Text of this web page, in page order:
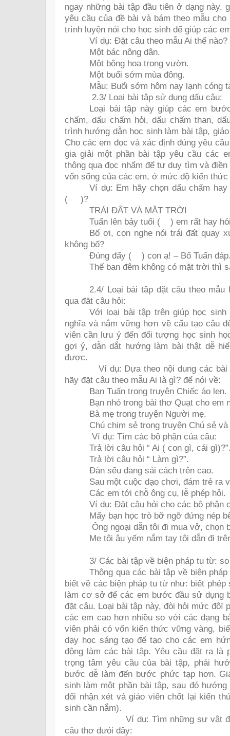
ngay những bài tập đầu tiên ở dạng này,
yêu cầu của đề bài và bám theo mẫu
trình luyện nói cho học sinh để giúp các
Ví dụ: Đặt câu theo mẫu Ai thế nào?
Một bác nông dân.
Một bông hoa trong vườn.
Một buổi sớm mùa đông.
Mẫu: Buổi sớm hôm nay lạnh cóng
2.3/ Loại bài tập sử dụng dấu câu:
Loại bài tập này giúp các em
chấm, dấu chấm hỏi, dấu chấm than,
trình hướng dẫn học sinh làm bài tập,
Cho các em đọc và xác định đúng yêu
gia giải một phần bài tập yêu cầu các
thông qua đọc nhẩm để tư duy tìm và
vốn sống của các em, ở mức độ kiến
Ví dụ: Em hãy chọn dấu chấm
(
)?
TRÁI ĐẤT VÀ MẶT TRỜI
Tuấn lên bảy tuổi (
) em rất hay
Bố ơi, con nghe nói trái đất quay
không bố?
Đúng đấy (
) con ạ! – Bố Tuấn
Thế ban đêm không có mặt trời thì
2.4/ Loại bài tập đặt câu theo
qua đăt câu hỏi:
Với loại bài tập trên giúp học
nghĩa và nắm vững hơn về cấu tạo câu
viên cần lưu ý đến đối tượng học sinh
gợi ý, dẫn dắt hướng làm bài thật dễ
được.
Ví dụ: Dựa theo nội dung các
hãy đặt câu theo mẫu Ai là gì? để nói về:
Bạn Tuấn trong truyện Chiếc áo len.
Bạn nhỏ trong bài thơ Quạt cho em
Bà mẹ trong truyện Người mẹ.
Chú chim sẻ trong truyện Chú sẻ
Ví dụ: Tìm các bộ phận của câu:
Trả lời câu hỏi “ Ai ( con gì, cái
Trả lời câu hỏi “ Làm gì?”.
Đàn sếu đang sải cách trên cao.
Sau một cuộc dạo chơi, đám trẻ ra
Các em tới chỗ ông cụ, lễ phép hỏi.
Ví dụ: Đặt câu hỏi cho các bộ phận
Mấy bạn học trò bỡ ngỡ đứng nép
Ông ngoại dẫn tôi đi mua vở, chọn
Mẹ tôi âu yếm nắm tay tôi dẫn đi
3/ Các bài tập về biện pháp tu từ:
Thông qua các bài tập về biện
biết về các biện pháp tu từ như: biết phép
làm cơ sở để các em bước đầu sử dụng
đặt câu. Loại bài tập này, đòi hỏi mức đôï
các em cao hơn nhiều so với các dạng
viên phải có vốn kiến thức vững vàng,
dạy học sáng tạo để tạo cho các em
động làm các bài tập. Yêu cầu đặt ra là
trọng tâm yêu cầu của bài tập, phải
bước dễ làm đến bước phức tạp hơn.
sinh làm một phần bài tập, sau đó
đổi nhận xét và giáo viên chốt lại kiến
sinh cần nắm).
Ví dụ: Tìm những sự vật
câu thơ dưói đây: